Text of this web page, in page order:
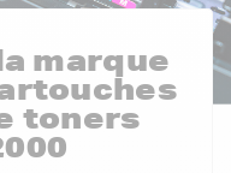
marque
toners